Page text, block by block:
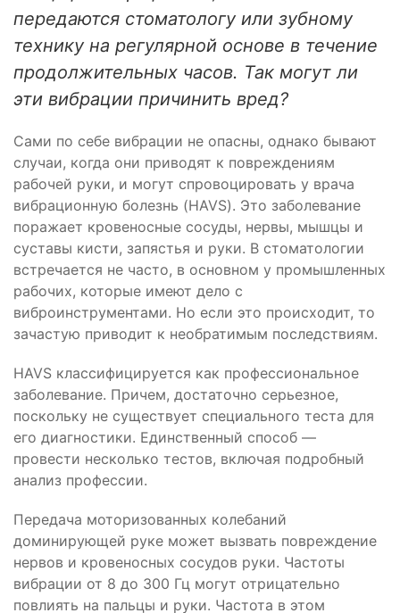
передаются стоматологу или зубному
технику на регулярной основе в течение
продолжительных часов. Так могут ли
эти вибрации причинить вред?
Сами по себе вибрации не опасны, однако бывают
случаи, когда они приводят к повреждениям
рабочей руки, и могут спровоцировать у врача
вибрационную болезнь (HAVS). Это заболевание
поражает кровеносные сосуды, нервы, мышцы и
суставы кисти, запястья и руки. В стоматологии
встречается не часто, в основном у промышленных
рабочих, которые имеют дело с
виброинструментами. Но если это происходит, то
зачастую приводит к необратимым последствиям.
HAVS классифицируется как профессиональное
заболевание. Причем, достаточно серьезное,
поскольку не существует специального теста для
его диагностики. Единственный способ —
провести несколько тестов, включая подробный
анализ профессии.
Передача моторизованных колебаний
доминирующей руке может вызвать повреждение
нервов и кровеносных сосудов руки. Частоты
вибрации от 8 до 300 Гц могут отрицательно
повлиять на пальцы и руки. Частота в этом